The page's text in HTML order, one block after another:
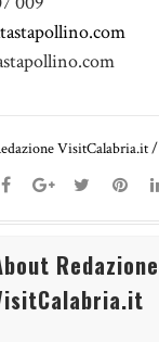
VisitCalabria.it/
Redazione